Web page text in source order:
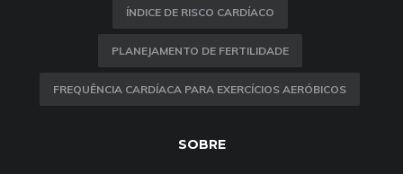
ÍNDICE DE RISCO CARDÍACO
PLANEJAMENTO DE FERTILIDADE
FREQUÊNCIA CARDÍACA PARA EXERCÍCIOS AERÓBICOS
SOBRE